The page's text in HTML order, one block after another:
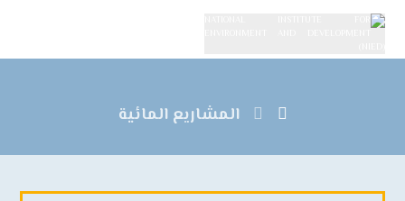
المشاريع المائية